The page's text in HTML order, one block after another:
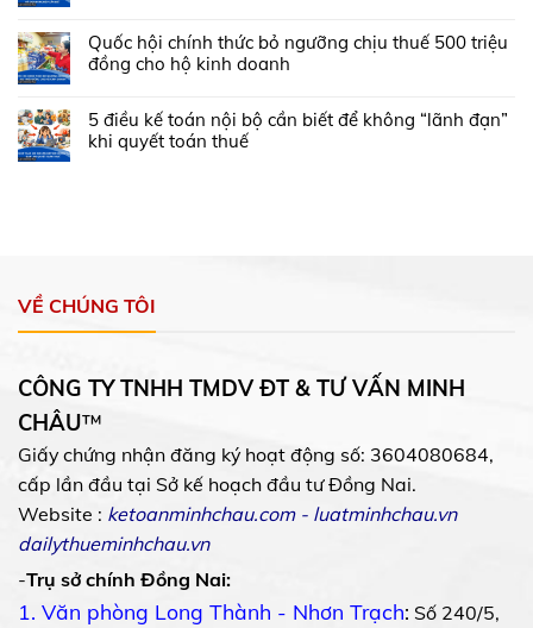
Quốc hội chính thức bỏ ngưỡng chịu thuế 500 triệu
đồng cho hộ kinh doanh
5 điều kế toán nội bộ cần biết để không “lãnh đạn”
khi quyết toán thuế
VỀ CHÚNG TÔI
CÔNG TY TNHH TMDV ĐT & TƯ VẤN MINH
CHÂU™
Giấy chứng nhận đăng ký hoạt động số: 3604080684,
cấp lần đầu tại Sở kế hoạch đầu tư Đồng Nai.
Website : ketoanminhchau.com- luatminhchau.vn
dailythueminhchau.vn
-Trụ sở chính Đồng Nai:
1. Văn phòng Long Thành - Nhơn Trạch: Số 240/5,